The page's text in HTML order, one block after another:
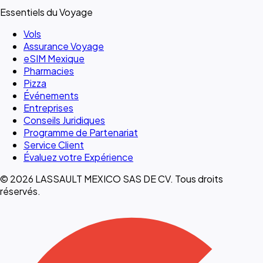
Essentiels du Voyage
Vols
Assurance Voyage
eSIM Mexique
Pharmacies
Pizza
Événements
Entreprises
Conseils Juridiques
Programme de Partenariat
Service Client
Évaluez votre Expérience
© 2026 LASSAULT MEXICO SAS DE CV. Tous droits
réservés.